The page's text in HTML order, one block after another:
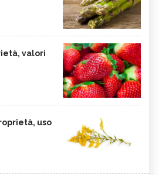
valori
uso